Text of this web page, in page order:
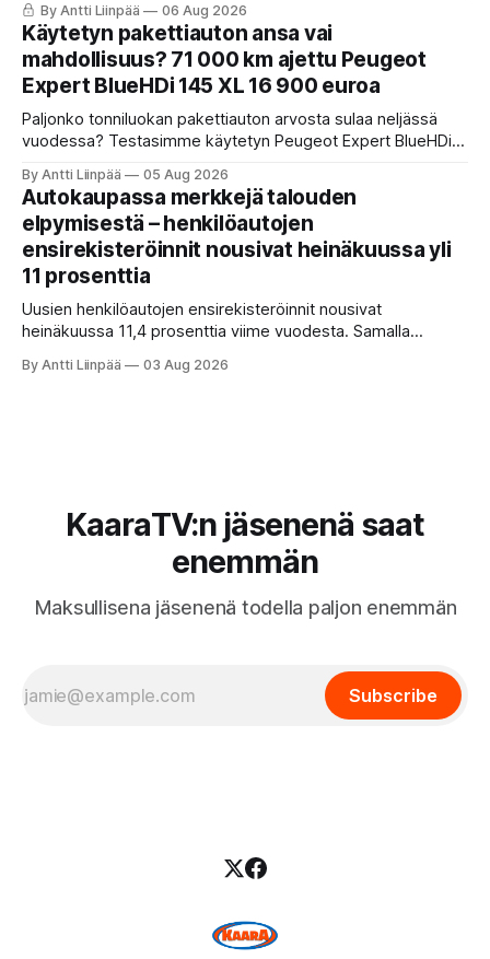
käteen ja pani autot omaan paremmuusjärjestykseen
fiiliksen, käytettävyyden ja hinta-laatusuhteen perusteella.
By Antti Liinpää 06 Aug 2026
Käytetyn pakettiauton ansa vai
mahdollisuus? 71 000 km ajettu Peugeot
Expert BlueHDi 145 XL 16 900 euroa
Paljonko tonniluokan pakettiauton arvosta sulaa neljässä
vuodessa? Testasimme käytetyn Peugeot Expert BlueHDi
16 900 €. Perkaamme auton taustat, varusteet, ajo-
ominaisuudet sekä tyypilliset sudenkuopat hyötyajoneuvoa
etsivälle.
By Antti Liinpää 05 Aug 2026
Autokaupassa merkkejä talouden
elpymisestä – henkilöautojen
ensirekisteröinnit nousivat heinäkuussa yli
11 prosenttia
Uusien henkilöautojen ensirekisteröinnit nousivat
heinäkuussa 11,4 prosenttia viime vuodesta. Samalla
alkuvuonna rekisteröidyistä henkilöautoista oli
By Antti Liinpää 03 Aug 2026
KaaraTV:n jäsenenä saat
enemmän
Maksullisena jäsenenä todella paljon enemmän
Subscribe